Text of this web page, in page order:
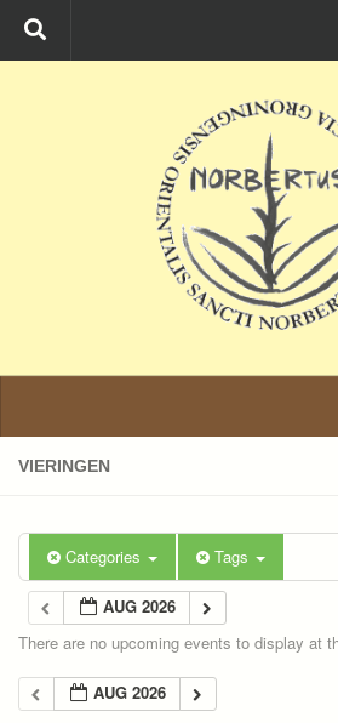
Ga naar de inhoud
VIERINGEN
Categories Tags
AUG 2026
There are no upcoming events to display at
AUG 2026